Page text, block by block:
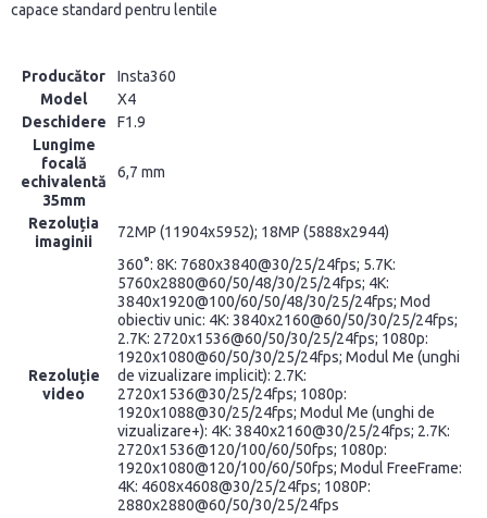
capace standard pentru lentile
Producător
Insta360
Model
X4
Deschidere
F1.9
Lungime
focală
echivalentă
35mm
6,7 mm
Rezoluția
imaginii
72MP (11904x5952); 18MP (5888x2944)
Rezoluție
video
360°: 8K: 7680x3840@30/25/24fps; 5.7K:
5760x2880@60/50/48/30/25/24fps; 4K:
3840x1920@100/60/50/48/30/25/24fps; Mod
obiectiv unic: 4K: 3840x2160@60/50/30/25/24fps;
2.7K: 2720x1536@60/50/30/25/24fps; 1080p:
1920x1080@60/50/30/25/24fps; Modul Me (unghi
de vizualizare implicit): 2.7K:
2720x1536@30/25/24fps; 1080p:
1920x1088@30/25/24fps; Modul Me (unghi de
vizualizare+): 4K: 3840x2160@30/25/24fps; 2.7K:
2720x1536@120/100/60/50fps; 1080p:
1920x1080@120/100/60/50fps; Modul FreeFrame:
4K: 4608x4608@30/25/24fps; 1080P:
2880x2880@60/50/30/25/24fps